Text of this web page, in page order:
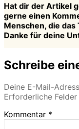
Hat dir der Artikel
gerne einen
Menschen, die
Danke für deine
Schreibe
Deine E-Mail-
Erforderliche
Kommentar *